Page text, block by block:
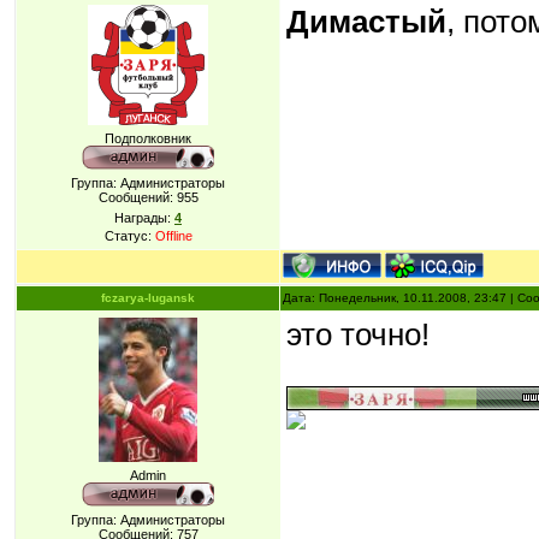
Подполковник
Группа: Администраторы
Сообщений: 955
Награды: 4
Статус: Offline
Димастый,
fczarya-lugansk Дата: Понедельник, 10.11.2008, 23:47 |
Admin
Группа: Администраторы
Сообщений: 757
это точно!